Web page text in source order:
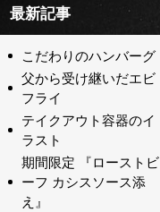
最新記事
こだわりのハンバーグ
父から受け継いだエビ
フライ
テイクアウト容器のイ
ラスト
期間限定 『ローストビ
ーフ カシスソース添
え』